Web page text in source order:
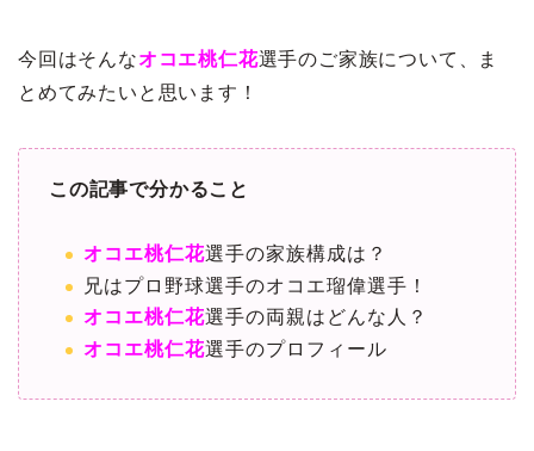
今回はそんなオコエ桃仁花選手のご家族について、ま
とめてみたいと思います！
この記事で分かること
オコエ桃仁花選手の家族構成は？
兄はプロ野球選手のオコエ瑠偉選手！
オコエ桃仁花選手の両親はどんな人？
オコエ桃仁花選手のプロフィール